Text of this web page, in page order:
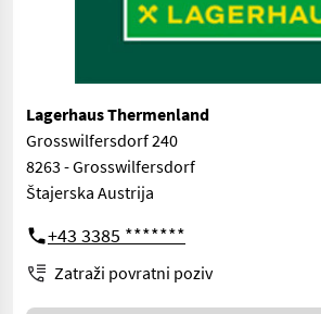
Lagerhaus Thermenland
Grosswilfersdorf 240
8263 - Grosswilfersdorf
Štajerska Austrija
+43 3385 *******
Zatraži povratni poziv